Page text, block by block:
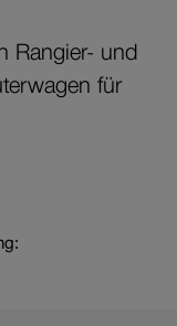
Rangier- und
für